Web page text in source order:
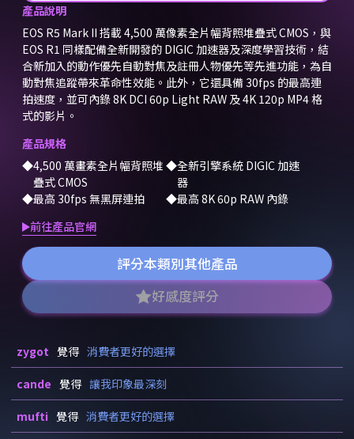
產品說明
EOS R5 Mark II 搭載 4,500 萬像素全片幅背照堆疊式 CMOS，與
EOS R1 同樣配備全新開發的 DIGIC 加速器及深度學習技術，結
合新加入的動作優先自動對焦及註冊人物優先等先進功能，為自
動對焦追蹤帶來革命性效能。此外，它還具備 30fps 的最高連
拍速度，並可內錄 8K DCI 60p Light RAW 及 4K 120p MP4 格
式的影片。
產品規格
4,500 萬畫素全片幅背照堆
疊式 CMOS
全新引擎系統 DIGIC 加速
器
最高 30fps 無黑屏連拍
最高 8K 60p RAW 內錄
前往產品官網
評分本類別其他產品
好感度評分
zygot 覺得 消費者更好的選擇
cande 覺得 讓我印象最深刻
mufti 覺得 消費者更好的選擇